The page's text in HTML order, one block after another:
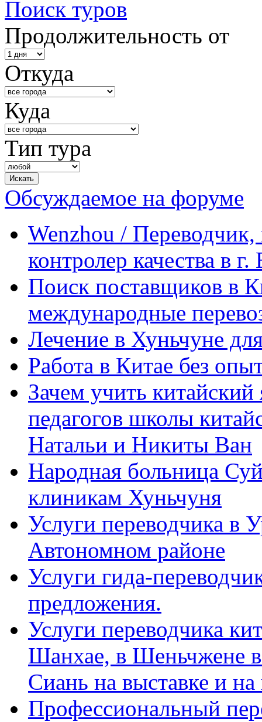
Поиск туров
Продолжительность от
Откуда
Куда
Тип тура
Обсуждаемое на форуме
Wenzhou / Переводчик,
контролер качества в
Поиск поставщиков в
международные
Лечение в Хуньчуне
Работа в Китае без
Зачем учить
педагогов школы
Натальи и Никиты Ван
Народная больница
клиникам Хуньчуня
Услуги переводчика в
Автономном районе
Услуги гида-
предложения.
Услуги переводчика
Шанхае, в Шеньчжене
Сиань на выставке и
Профессиональный